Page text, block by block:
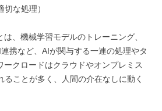
切な処理）
、機械学習モデルのトレーニング、
携など、AIが関与する一連の処理やタ
ークロードはクラウドやオンプレミス
ることが多く、人間の介在なしに動く